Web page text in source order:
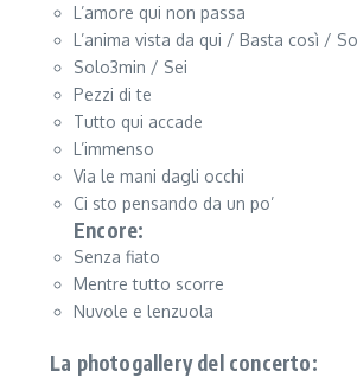
L’amore qui non passa
L’anima vista da qui / Basta così /
Solo3min / Sei
Pezzi di te
Tutto qui accade
L’immenso
Via le mani dagli occhi
Ci sto pensando da un po’
Encore:
Senza fiato
Mentre tutto scorre
Nuvole e lenzuola
La photogallery del concerto: